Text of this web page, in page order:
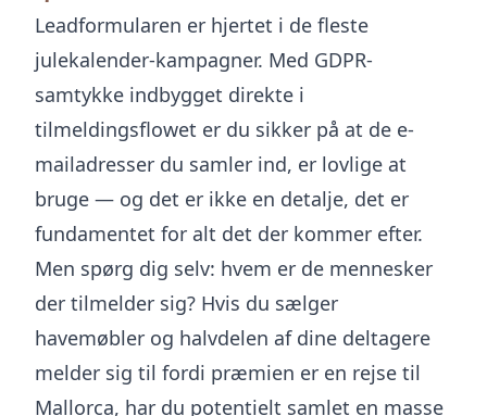
Leadformularen er hjertet i de fleste
julekalender-kampagner. Med GDPR-
samtykke indbygget direkte i
tilmeldingsflowet er du sikker på at de e-
mailadresser du samler ind, er lovlige at
bruge — og det er ikke en detalje, det er
fundamentet for alt det der kommer efter.
Men spørg dig selv: hvem er de mennesker
der tilmelder sig? Hvis du sælger
havemøbler og halvdelen af dine deltagere
melder sig til fordi præmien er en rejse til
Mallorca, har du potentielt samlet en masse